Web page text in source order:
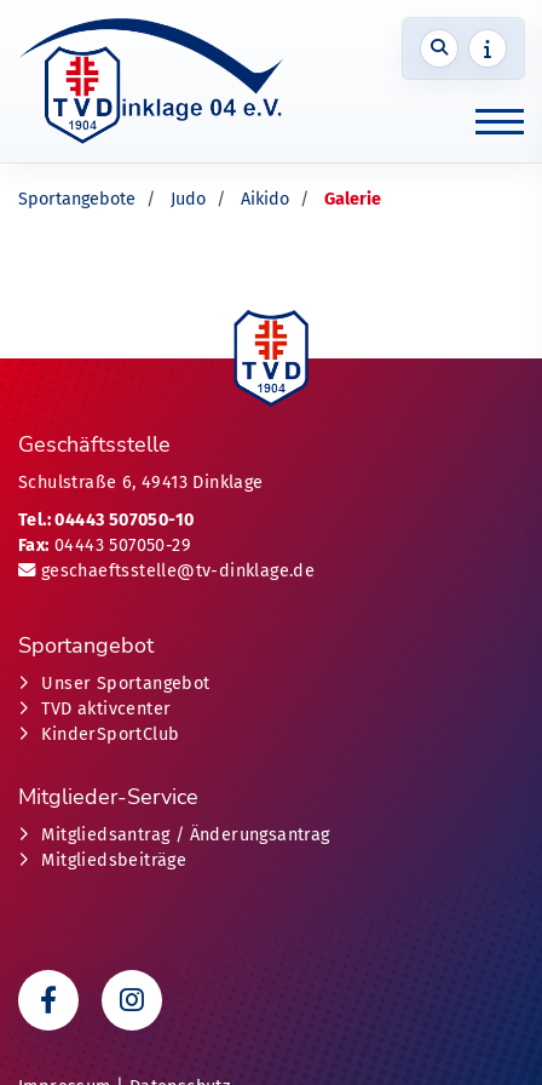
Sportangebote Judo Aikido Galerie
Geschäftsstelle
Schulstraße 6, 49413 Dinklage
Tel.: 04443 507050-10
Fax: 04443 507050-29
geschaeftsstelle@tv-dinklage.de
Sportangebot
Unser Sportangebot
TVD aktivcenter
KinderSportClub
Mitglieder-Service
Mitgliedsantrag / Änderungsantrag
Mitgliedsbeiträge